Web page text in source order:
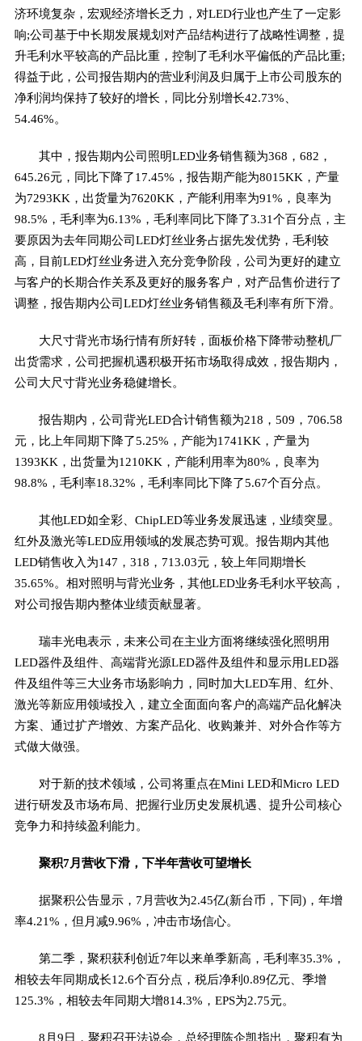
济环境复杂，宏观经济增长乏力，对LED行业也产生了一定影
响;公司基于中长期发展规划对产品结构进行了战略性调整，提
升毛利水平较高的产品比重，控制了毛利水平偏低的产品比重;
得益于此，公司报告期内的营业利润及归属于上市公司股东的
净利润均保持了较好的增长，同比分别增长42.73%、
54.46%。
其中，报告期内公司照明LED业务销售额为368，682，
645.26元，同比下降了17.45%，报告期产能为8015KK，产量
为7293KK，出货量为7620KK，产能利用率为91%，良率为
98.5%，毛利率为6.13%，毛利率同比下降了3.31个百分点，主
要原因为去年同期公司LED灯丝业务占据先发优势，毛利较
高，目前LED灯丝业务进入充分竞争阶段，公司为更好的建立
与客户的长期合作关系及更好的服务客户，对产品售价进行了
调整，报告期内公司LED灯丝业务销售额及毛利率有所下滑。
大尺寸背光市场行情有所好转，面板价格下降带动整机厂
出货需求，公司把握机遇积极开拓市场取得成效，报告期内，
公司大尺寸背光业务稳健增长。
报告期内，公司背光LED合计销售额为218，509，706.58
元，比上年同期下降了5.25%，产能为1741KK，产量为
1393KK，出货量为1210KK，产能利用率为80%，良率为
98.8%，毛利率18.32%，毛利率同比下降了5.67个百分点。
其他LED如全彩、ChipLED等业务发展迅速，业绩突显。
红外及激光等LED应用领域的发展态势可观。报告期内其他
LED销售收入为147，318，713.03元，较上年同期增长
35.65%。相对照明与背光业务，其他LED业务毛利水平较高，
对公司报告期内整体业绩贡献显著。
瑞丰光电表示，未来公司在主业方面将继续强化照明用
LED器件及组件、高端背光源LED器件及组件和显示用LED器
件及组件等三大业务市场影响力，同时加大LED车用、红外、
激光等新应用领域投入，建立全面面向客户的高端产品化解决
方案、通过扩产增效、方案产品化、收购兼并、对外合作等方
式做大做强。
对于新的技术领域，公司将重点在Mini LED和Micro LED
进行研发及市场布局、把握行业历史发展机遇、提升公司核心
竞争力和持续盈利能力。
聚积7月营收下滑，下半年营收可望增长
据聚积公告显示，7月营收为2.45亿(新台币，下同)，年增
率4.21%，但月减9.96%，冲击市场信心。
第二季，聚积获利创近7年以来单季新高，毛利率35.3%，
相较去年同期成长12.6个百分点，税后净利0.89亿元、季增
125.3%，相较去年同期大增814.3%，EPS为2.75元。
8月9日，聚积召开法说会，总经理陈企凯指出，聚积有为